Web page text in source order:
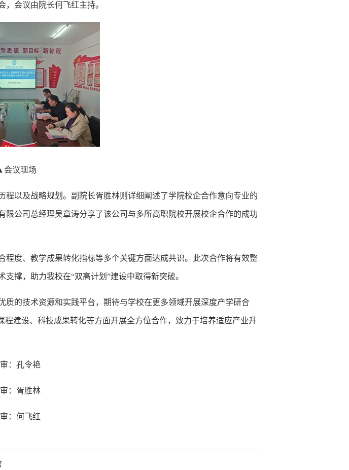
会议由院长何飞红主持。
会议现场
以及战略规划。副院长胥胜林则详细阐述了学院校企合作意向专业的
公司总经理吴章涛分享了该公司与多所高职院校开展校企合作的成功
度、教学成果转化指标等多个关键方面达成共识。此次合作将有效整
撑，助力我校在“双高计划”建设中取得新突破。
的技术资源和实践平台，期待与学校在更多领域开展深度产学研合
建设、科技成果转化等方面开展全方位合作，致力于培养适应产业升
：孔令艳
：胥胜林
：何飞红